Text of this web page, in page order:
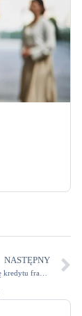
NASTĘPNY